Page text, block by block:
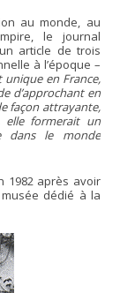
au monde, au
le journal
article de trois
à l’époque –
en France,
d’approchant en
façon attrayante,
elle formerait un
dans le monde
1982 après avoir
dédié à la